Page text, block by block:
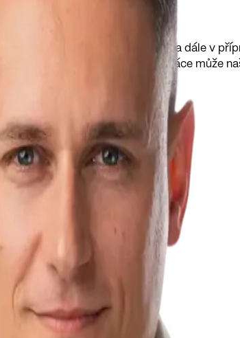
příjmu v případě nemoci / úrazu a dále v
že jen poctivě odvedená práce může